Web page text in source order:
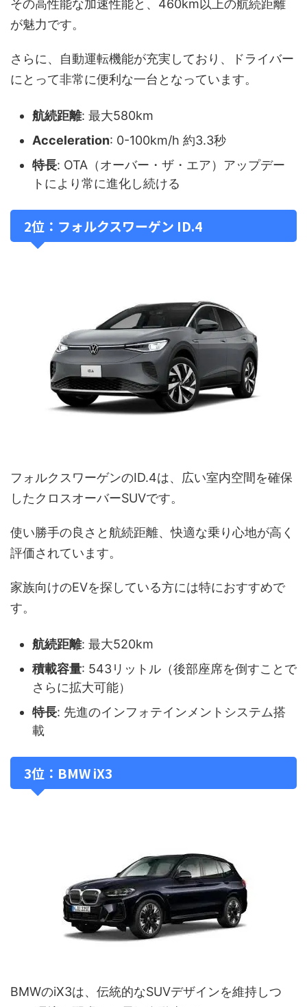
その高性能な加速性能と、460km以上の航続距離
が魅力です。
さらに、自動運転機能が充実しており、ドライバー
にとって非常に便利な一台となっています。
航続距離: 最大580km
Acceleration: 0-100km/h 約3.3秒
特長: OTA（オーバー・ザ・エア）アップデー
トにより常に進化し続ける
2位：フォルクスワーゲン ID.4
フォルクスワーゲンのID.4は、広い室内空間を確保
したクロスオーバーSUVです。
使い勝手の良さと航続距離、快適な乗り心地が高く
評価されています。
家族向けのEVを探している方には特におすすめで
す。
航続距離: 最大520km
積載容量: 543リットル（後部座席を倒すことで
さらに拡大可能）
特長: 先進のインフォテインメントシステム搭
載
3位：BMW iX3
BMWのiX3は、伝統的なSUVデザインを維持しつ